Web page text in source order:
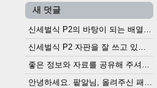
새 덧글
신세벌식 P2의 바탕이 되는 배열이나 주요 기능...
신세벌식 P2 자판을 잘 쓰고 있습니다. 쓰기 편리...
좋은 정보와 자료를 공유해 주셔서 고맙습니다....
안녕하세요. 팥알님, 올려주신 패치 여러모로 감사...